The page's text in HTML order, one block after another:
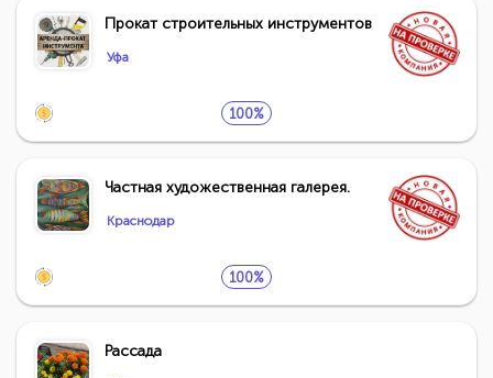
Прокат строительных инструментов
Уфа
100%
Частная художественная галерея.
Краснодар
100%
Рассада